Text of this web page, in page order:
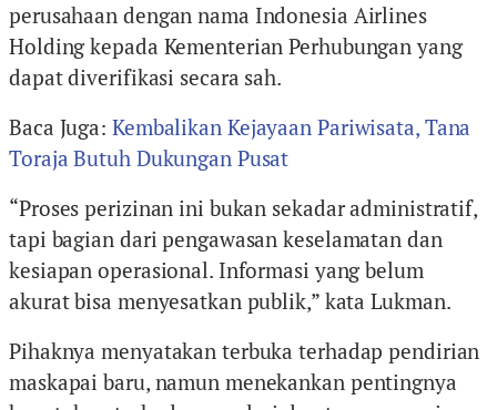
perusahaan dengan nama Indonesia Airlines
Holding kepada Kementerian Perhubungan yang
dapat diverifikasi secara sah.
Baca Juga: Kembalikan Kejayaan Pariwisata, Tana
Toraja Butuh Dukungan Pusat
“Proses perizinan ini bukan sekadar administratif,
tapi bagian dari pengawasan keselamatan dan
kesiapan operasional. Informasi yang belum
akurat bisa menyesatkan publik,” kata Lukman.
Pihaknya menyatakan terbuka terhadap pendirian
maskapai baru, namun menekankan pentingnya